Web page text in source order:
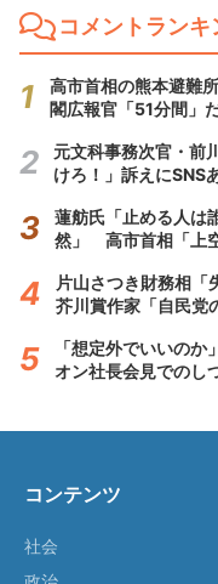
コメントランキ
高市首相の熊本避難
閣広報官「51分間」
元文科事務次官・前
けろ！」訴えにSNS
蓮舫氏「止める人は
然」 高市首相「上
片山さつき財務相
芥川賞作家「自民党
「想定外でいいの
オン社長会見でのし
コンテンツ
社会